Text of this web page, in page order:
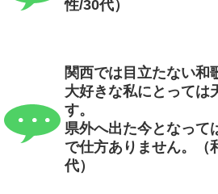
性/30代）
関西では目立たない和
大好きな私にとっては
す。
県外へ出た今となって
で仕方ありません。（
代）